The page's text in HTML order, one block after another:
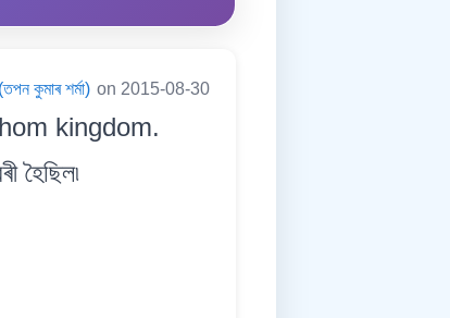
কুমাৰ শৰ্মা) on 2015-08-30
kingdom.
হৈছিল৷